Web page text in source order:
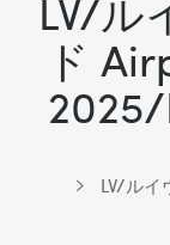
LV/ル
ド
LV/ル